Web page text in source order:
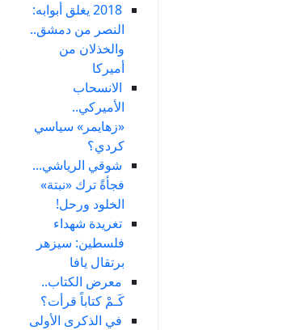
2018 يغلق أبوابه:
النصر من دمشق..
والخذلان من
أميركا
الانسحاب
الأميركي..
«زهايمر» سياسي
كردي؟
شوقي الرياشي...
فجأةً ترك «نبتة»
الخلود ورحل!
تغريدة شهداء
فلسطين: سيزهر
برتقال يافا
معرض الكتاب..
كَـمْ كتاباً قرأت؟
في الذكرى الأولى